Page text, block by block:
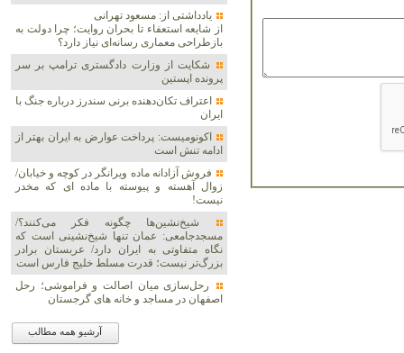
یادداشتی از: مسعود تهرانی
از شایعه استعفاء تا بحران روایت؛ چرا دولت به
بازطراحی معماری رسانه‌ای نیاز دارد؟
شکایت از وزارت دادگستری ترامپ بر سر
پرونده اپستین
اعتراف تکان‌دهنده برنی سندرز درباره جنگ با
ایران
اکونومیست: پرداخت عوارض به ایران بهتر از
ادامه تنش است
فروش آزادانه ماده ویرانگر در کوچه و خیابان/
زوال آهسته و پیوسته با ماده ای که مخدر
نیست!
شیخ‌نشین‌ها چگونه فکر می‌کنند؟/
مسجدجامعی: عمان تنها شیخ‌نشینی است که
نگاه متفاوتی به ایران دارد/ عربستان برادر
بزرگ‌تر نیست؛ قدرت مسلط خلیج فارس است
رحل‌سازی میان اصالت و فراموشی؛ رحل
اصفهان در مساجد و خانه های گرجستان
آرشیو همه مطالب